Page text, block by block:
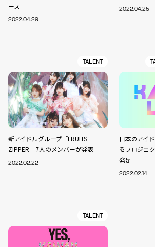
ース
2022.04.29
2022.04.25
TALENT
新アイドルグループ「FRUITS
ZIPPER」7人のメンバーが発表
2022.02.22
日本のアイ
るプロジェ
発足
2022.02.14
TALENT